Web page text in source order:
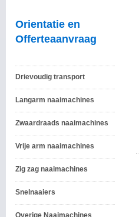
Orientatie en
Offerteaanvraag
Drievoudig transport
Langarm naaimachines
Zwaardraads naaimachines
Vrije arm naaimachines
Zig zag naaimachines
Snelnaaiers
Overige Naaimachines